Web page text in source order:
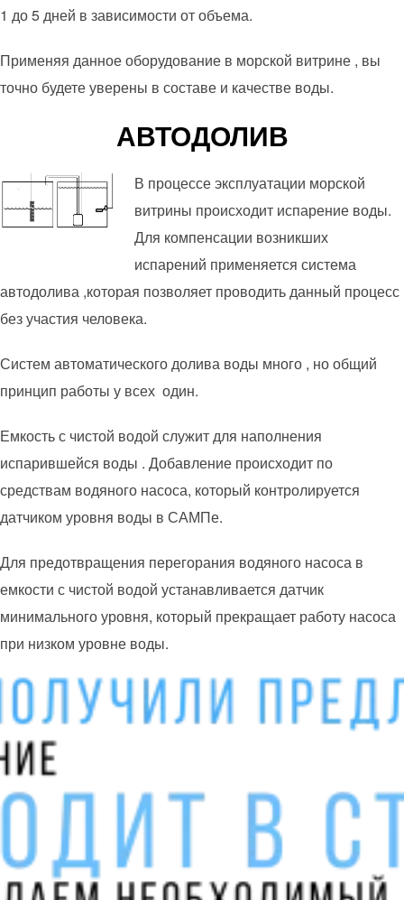
1 до 5 дней в зависимости от объема.
Применяя данное оборудование в морской витрине , вы
точно будете уверены в составе и качестве воды.
АВТОДОЛИВ
В процессе эксплуатации морской
витрины происходит испарение воды.
Для компенсации возникших
испарений применяется система
автодолива ,которая позволяет проводить данный процесс
без участия человека.
Систем автоматического долива воды много , но общий
принцип работы у всех один.
Емкость с чистой водой служит для наполнения
испарившейся воды . Добавление происходит по
средствам водяного насоса, который контролируется
датчиком уровня воды в САМПе.
Для предотвращения перегорания водяного насоса в
емкости с чистой водой устанавливается датчик
минимального уровня, который прекращает работу насоса
при низком уровне воды.